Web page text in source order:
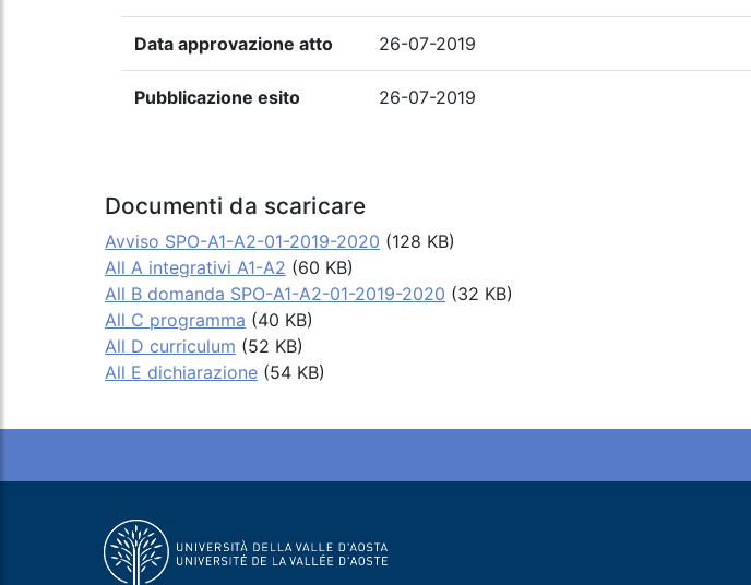
Data approvazione atto 26-07-2019
Pubblicazione esito 26-07-2019
Documenti da scaricare
Avviso SPO-A1-A2-01-2019-2020 (128 KB)
All A integrativi A1-A2 (60 KB)
All B domanda SPO-A1-A2-01-2019-2020 (32 KB)
All C programma (40 KB)
All D curriculum (52 KB)
All E dichiarazione (54 KB)